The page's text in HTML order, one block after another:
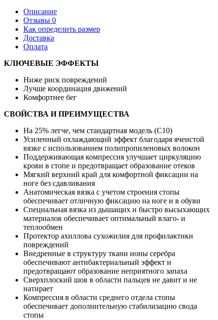
Описание
Отзывы 0
Как определить размер
Доставка
Оплата
КЛЮЧЕВЫЕ ЭФФЕКТЫ
Ниже риск повреждений
Лучше координация движений
Комфортнее бег
СВОЙСТВА И ПРЕИМУЩЕСТВА
На 25% легче, чем стандартная модель (C10)
Усиленный охлаждающий эффект благодаря ячеистой
вязке с использованием полипропиленовых волокон
Поддерживающая компрессия улучшает циркуляцию
крови в стопе и предотвращает образование отеков
Мягкий верхний край для комфортной фиксации на
ноге без сдавливания
Анатомическая вязка с учетом строения стопы
обеспечивает отличную фиксацию на ноге и в обуви
Специальная вязка из дышащих и быстро высыхающих
материалов обеспечивает оптимальный влаго- и
теплообмен
Протектор ахиллова сухожилия для профилактики
повреждений
Внедренные в структуру ткани ионы серебра
обеспечивают антибактериальный эффект и
предотвращают образование неприятного запаха
Сверхплоский шов в области пальцев не давит и не
натирает
Компрессия в области среднего отдела стопы
обеспечивает дополнительную стабилизацию свода
стопы